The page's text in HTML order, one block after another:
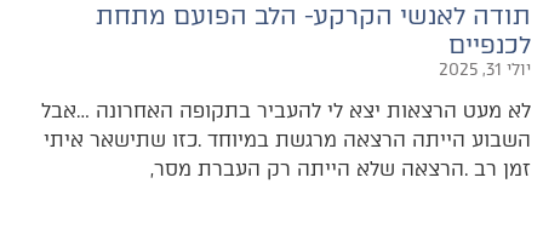
תודה לאנשי הקרקע- הלב הפועם מתחת
לכנפיים
יולי 31, 2025
‬זמן‭ ‬רב‭. ‬הרצאה‭ ‬שלא‭ ‬הייתה‭ ‬רק‭ ‬העברת‭ ‬מסר‭,